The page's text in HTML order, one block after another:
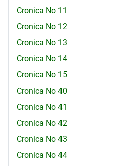
Cronica No 11
Cronica No 12
Cronica No 13
Cronica No 14
Cronica No 15
Cronica No 40
Cronica No 41
Cronica No 42
Cronica No 43
Cronica No 44